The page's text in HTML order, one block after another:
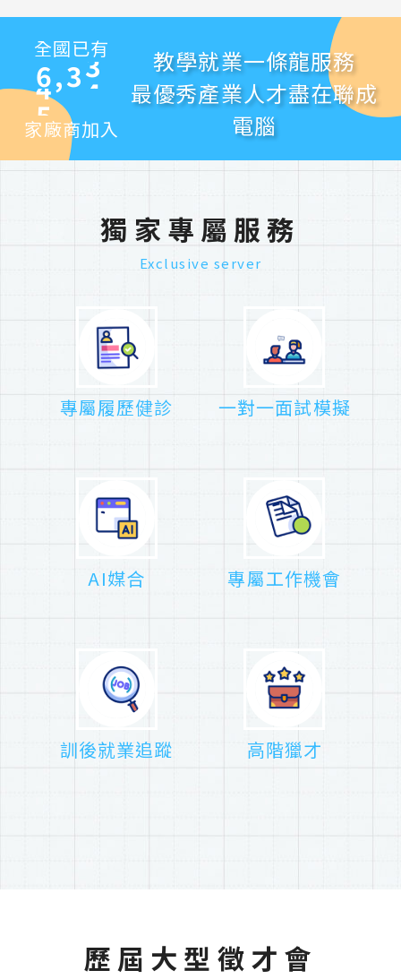
全國已有
4
5
6
7
8
9
,
1
2
3
4
5
6
7
2
3
4
5
6
7
8
9
4
5
6
7
8
9
家廠商加入
教學就業一條龍服務
最優秀產業人才盡在聯成
電腦
獨家專屬服務
Exclusive server
專屬履歷健診 一對一面試模擬
AI媒合 專屬工作機會
訓後就業追蹤 高階獵才
歷屆大型徵才會